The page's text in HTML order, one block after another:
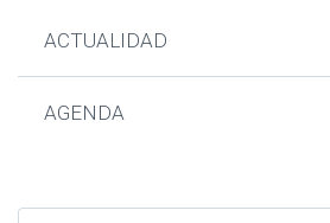
ACTUALIDAD
AGENDA